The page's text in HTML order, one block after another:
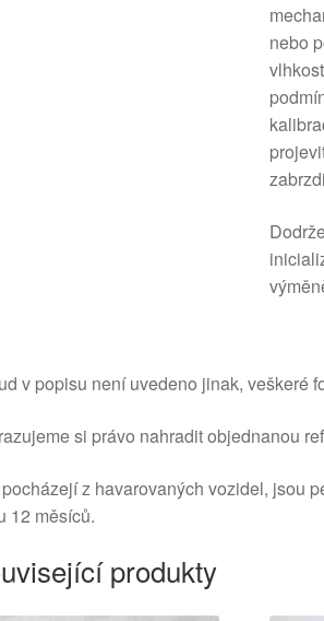
nebo
v popisu není uvedeno jinak, veškeré
si právo nahradit objednanou
z havarovaných vozidel, jsou
12 měsíců.
produkty